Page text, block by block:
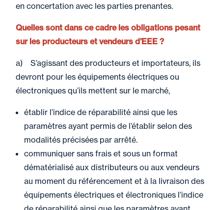
en concertation avec les parties prenantes.
Quelles sont dans ce cadre les obligations pesant
sur les producteurs et vendeurs d’EEE ?
a) S’agissant des producteurs et importateurs, ils
devront pour les équipements électriques ou
électroniques qu’ils mettent sur le marché,
établir l’indice de réparabilité ainsi que les
paramètres ayant permis de l’établir selon des
modalités précisées par arrêté.
communiquer sans frais et sous un format
dématérialisé aux distributeurs ou aux vendeurs
au moment du référencement et à la livraison des
équipements électriques et électroniques l’indice